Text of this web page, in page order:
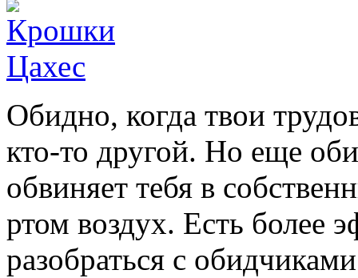
Обидно, когда твои
кто-то другой. Но еще
обвиняет тебя в
ртом воздух. Есть более
разобраться с